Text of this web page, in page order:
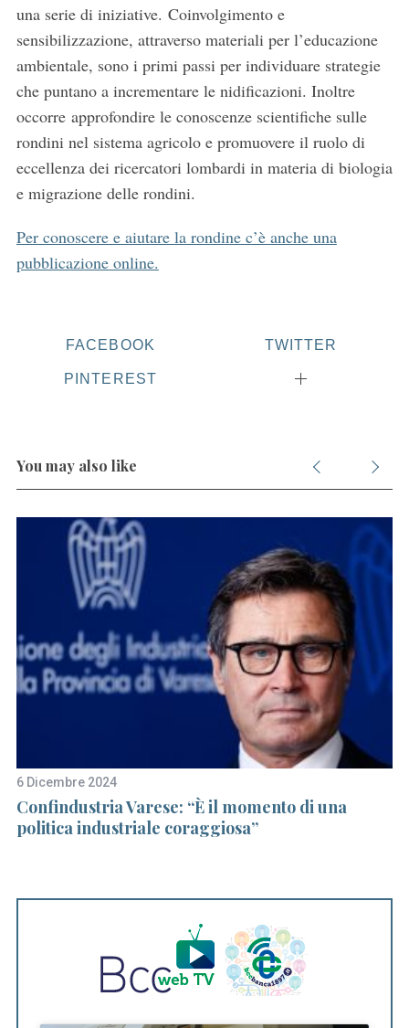
una serie di iniziative. Coinvolgimento e
sensibilizzazione, attraverso materiali per l’educazione
ambientale, sono i primi passi per individuare strategie
che puntano a incrementare le nidificazioni. Inoltre
occorre approfondire le conoscenze scientifiche sulle
rondini nel sistema agricolo e promuovere il ruolo di
eccellenza dei ricercatori lombardi in materia di biologia
e migrazione delle rondini.
Per conoscere e aiutare la rondine c’è anche una
pubblicazione online.
FACEBOOK TWITTER
PINTEREST
You may also like
6 Dicembre 2024
Confindustria Varese: “È il momento di una
politica industriale coraggiosa”
e
a
r
r